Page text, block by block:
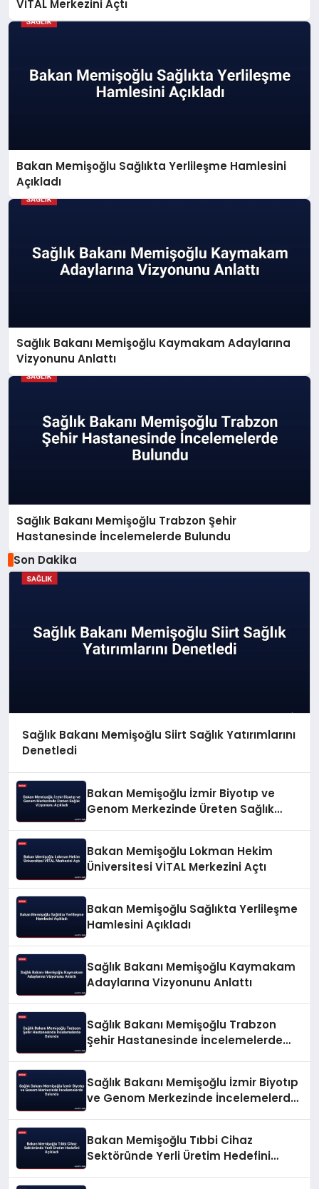
VİTAL Merkezini Açtı
Bakan Memişoğlu Sağlıkta Yerlileşme Hamlesini
Açıkladı
Sağlık Bakanı Memişoğlu Kaymakam Adaylarına
Vizyonunu Anlattı
Sağlık Bakanı Memişoğlu Trabzon Şehir
Hastanesinde İncelemelerde Bulundu
Son Dakika
Sağlık Bakanı Memişoğlu Siirt Sağlık Yatırımlarını
Denetledi
Bakan Memişoğlu İzmir Biyotıp ve
Genom Merkezinde Üreten Sağlık
Bakan Memişoğlu Lokman Hekim
Üniversitesi VİTAL Merkezini Açtı
Bakan Memişoğlu Sağlıkta Yerlileşme
Hamlesini Açıkladı
Sağlık Bakanı Memişoğlu Kaymakam
Adaylarına Vizyonunu Anlattı
Sağlık Bakanı Memişoğlu Trabzon
Şehir Hastanesinde İncelemelerde
Sağlık Bakanı Memişoğlu İzmir Biyotıp
ve Genom Merkezinde İncelemelerde
Bakan Memişoğlu Tıbbi Cihaz
Sektöründe Yerli Üretim Hedefini